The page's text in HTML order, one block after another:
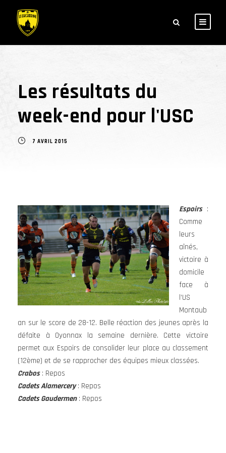
Les résultats du
week-end pour l'USC
7 AVRIL 2015
Espoirs:
Comme
leurs
aînés,
victoire à
domicile
face à
l’US
Montaub
an sur le score de 28-12. Belle réaction des jeunes après la
défaite à Oyonnax la semaine dernière. Cette victoire
permet aux Espoirs de consolider leur place au classement
(12ème) et de se rapprocher des équipes mieux classées.
Crabos : Repos
Cadets Alamercery: Repos
Cadets Gaudermen: Repos